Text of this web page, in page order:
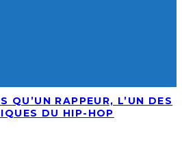
QU’UN RAPPEUR, L’UN DES
DU HIP-HOP